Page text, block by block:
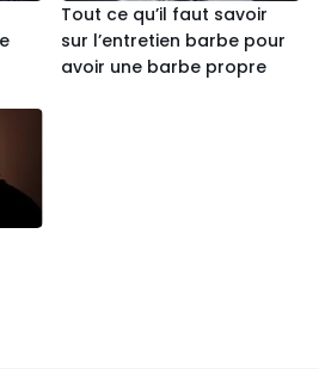
Tout ce qu’il faut savoir
sur l’entretien barbe pour
avoir une barbe propre